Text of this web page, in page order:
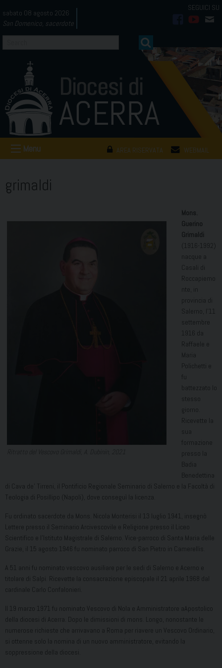
to
content
sabato 08 agosto 2026
San Domenico, sacerdote
AREA RISERVATA WEBMAIL
Menu
grimaldi
Mons.
Guerino
Grimaldi
(1916-1992)
nacque a
Casali di
Roccapiemo
nte, in
provincia di
Salerno, l’11
settembre
1916 da
Raffaele e
Maria
Polichetti e
fu
battezzato lo
stesso
giorno.
Ricevette la
sua
formazione
presso la
Badia
Benedettina
di Cava de’ Tirreni, il Pontificio Regionale Seminario di Salerno e la Facoltà di
Teologia di Posillipo (Napoli), dove conseguì la licenza.
Fu ordinato sacerdote da Mons. Nicola Monterisi il 13 luglio 1941, insegnò
Lettere presso il Seminario Arcivescovile e Religione presso il Liceo
Scientifico e l’Istituto Magistrale di Salerno. Vice-parroco di Santa Maria delle
Grazie, il 15 agosto 1946 fu nominato parroco di San Pietro in Camerellis.
A 51 anni fu nominato vescovo ausiliare per le sedi di Salerno e Acerno e
titolare di Salpi. Ricevette la consacrazione episcopale il 21 aprile 1968 dal
cardinale Carlo Confalonieri.
Il 19 marzo 1971 fu nominato Vescovo di Nola e Amministratore aApostolico
della diocesi di Acerra. Dopo le dimissioni di mons. Longo, nonostante le
numerose richieste che arrivavano a Roma per riavere un Vescovo Ordinario,
si ottenne solo la nomina di un nuovo amministratore, evitando la
soppressione della diocesi.